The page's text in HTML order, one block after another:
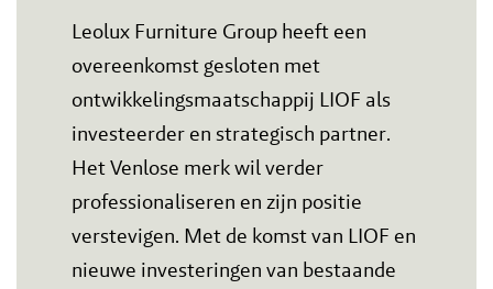
Leolux Furniture Group heeft een
overeenkomst gesloten met
ontwikkelingsmaatschappij LIOF als
investeerder en strategisch partner.
Het Venlose merk wil verder
professionaliseren en zijn positie
verstevigen. Met de komst van LIOF en
nieuwe investeringen van bestaande